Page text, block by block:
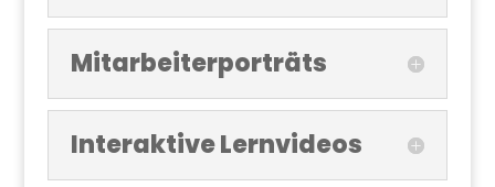
Mitarbeiterporträts
Interaktive Lernvideos